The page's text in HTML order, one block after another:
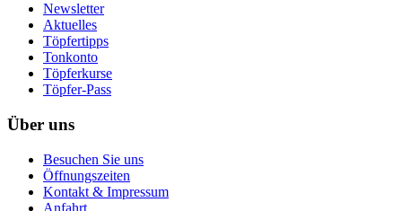
Newsletter
Aktuelles
Töpfertipps
Tonkonto
Töpferkurse
Töpfer-Pass
Über uns
Besuchen Sie uns
Öffnungszeiten
Kontakt & Impressum
Anfahrt